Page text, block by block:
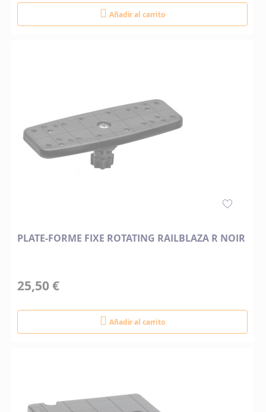
Añadir al carrito
PLATE-FORME FIXE ROTATING RAILBLAZA R NOIR
25,50 €
Añadir al carrito